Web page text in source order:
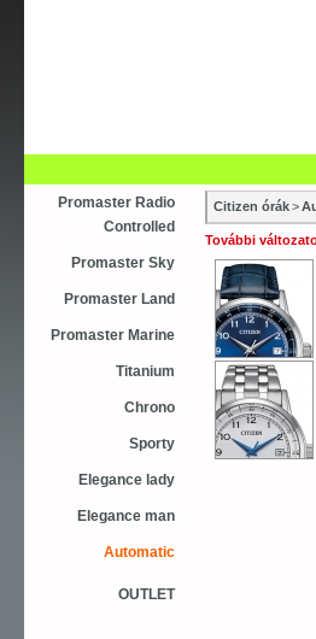
Promaster Radio
Controlled
Promaster Sky
Promaster Land
Promaster Marine
Titanium
Chrono
Sporty
Elegance lady
Elegance man
Automatic
OUTLET
Citizen órák>
További